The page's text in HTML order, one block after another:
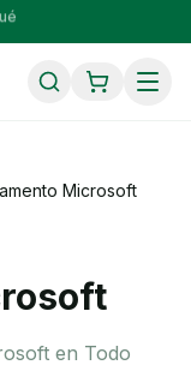
Microsoft
en Todo